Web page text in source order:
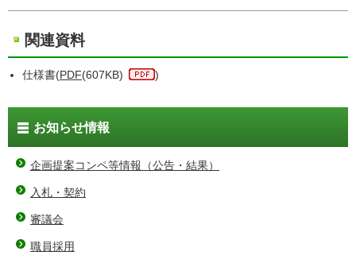
関連資料
仕様書(PDF(607KB) )
お知らせ情報
企画提案コンペ等情報（公告・結果）
入札・契約
審議会
職員採用